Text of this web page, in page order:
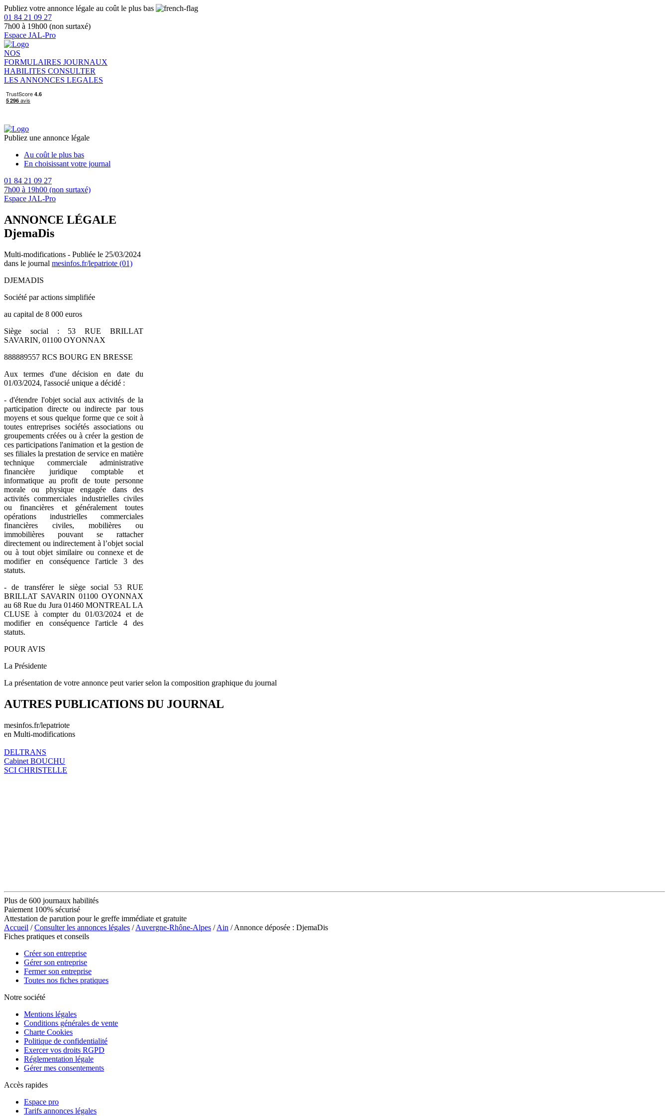
Publiez votre annonce légale au coût le plus bas
01 84 21 09 27
7h00 à 19h00 (non surtaxé)
Espace JAL-Pro
NOS
FORMULAIRES JOURNAUX
HABILITES CONSULTER
LES ANNONCES LEGALES
Publiez une annonce légale
Au coût le plus bas
En choisissant votre journal
01 84 21 09 27
7h00 à 19h00 (non surtaxé)
Espace JAL-Pro
ANNONCE LÉGALE
DjemaDis
Multi-modifications - Publiée le 25/03/2024
dans le journal mesinfos.fr/lepatriote (01)
DJEMADIS
Société par actions simplifiée
au capital de 8 000 euros
Siège social : 53 RUE BRILLAT
SAVARIN, 01100 OYONNAX
888889557 RCS BOURG EN BRESSE
Aux termes d'une décision en date du
01/03/2024, l'associé unique a décidé :
- d'étendre l'objet social aux activités de la
participation directe ou indirecte par tous
moyens et sous quelque forme que ce soit à
toutes entreprises sociétés associations ou
groupements créées ou à créer la gestion de
ces participations l'animation et la gestion de
ses filiales la prestation de service en matière
technique commerciale administrative
financière juridique comptable et
informatique au profit de toute personne
morale ou physique engagée dans des
activités commerciales industrielles civiles
ou financières et généralement toutes
opérations industrielles commerciales
financières civiles, mobilières ou
immobilières pouvant se rattacher
directement ou indirectement à l’objet social
ou à tout objet similaire ou connexe et de
modifier en conséquence l'article 3 des
statuts.
- de transférer le siège social 53 RUE
BRILLAT SAVARIN 01100 OYONNAX
au 68 Rue du Jura 01460 MONTREAL LA
CLUSE à compter du 01/03/2024 et de
modifier en conséquence l'article 4 des
statuts.
POUR AVIS
La Présidente
La présentation de votre annonce peut varier selon la composition graphique du journal
AUTRES PUBLICATIONS DU JOURNAL
mesinfos.fr/lepatriote
en Multi-modifications
DELTRANS
Cabinet BOUCHU
SCI CHRISTELLE
Plus de 600 journaux habilités
Paiement 100% sécurisé
Attestation de parution pour le greffe immédiate et gratuite
Accueil /Consulter les annonces légales /Auvergne-Rhône-Alpes /Ain / Annonce déposée : DjemaDis
Fiches pratiques et conseils
Créer son entreprise
Gérer son entreprise
Fermer son entreprise
Toutes nos fiches pratiques
Notre société
Mentions légales
Conditions générales de vente
Charte Cookies
Politique de confidentialité
Exercer vos droits RGPD
Réglementation légale
Gérer mes consentements
Accès rapides
Espace pro
Tarifs annonces légales